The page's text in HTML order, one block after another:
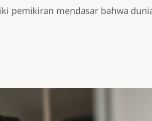
pemikiran mendasar bahwa